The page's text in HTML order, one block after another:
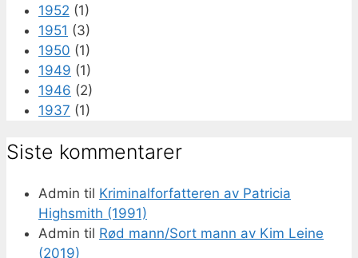
1952 (1)
1951 (3)
1950 (1)
1949 (1)
1946 (2)
1937 (1)
Siste kommentarer
Admin til Kriminalforfatteren av Patricia
Highsmith (1991)
Admin til Rød mann/Sort mann av Kim Leine
(2019)